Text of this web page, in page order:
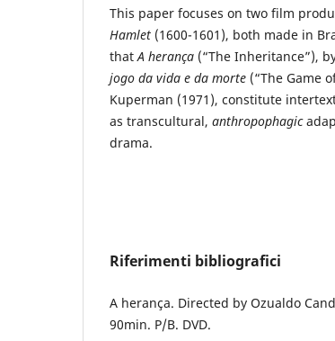
This paper focuses on two film
Hamlet (1600-1601), both made in
thatA herança (“The Inheritance”),
jogo da vida e da morte (“The Game
Kuperman (1971), constitute
as transcultural, anthropophagic
drama.
Riferimenti bibliografici
A herança. Directed by Ozualdo
90min. P/B. DVD.